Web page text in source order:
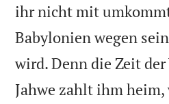
ihr nicht mit
Babylonien wegen
wird. Denn die Zeit
Jahwe zahlt ihm heim,